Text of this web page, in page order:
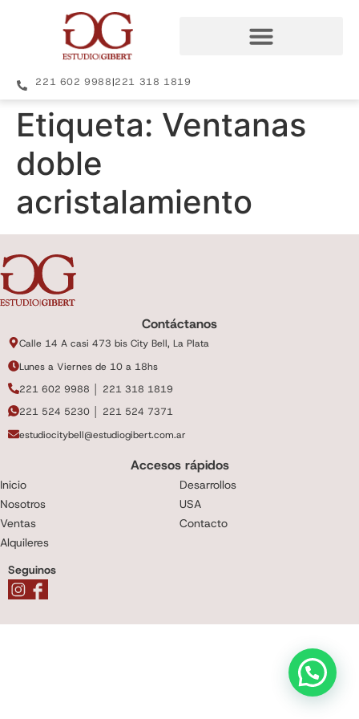
221 602 9988|221 318 1819
Etiqueta: Ventanas
doble
acristalamiento
Contáctanos
Calle 14 A casi 473 bis City Bell, La Plata
Lunes a Viernes de 10 a 18hs
221 602 9988 │ 221 318 1819
221 524 5230 │ 221 524 7371
estudiocitybell@estudiogibert.com.ar
Accesos rápidos
Inicio
Nosotros
Ventas
Alquileres
Desarrollos
USA
Contacto
Seguinos